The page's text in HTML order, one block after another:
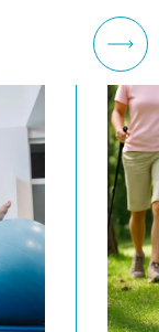
Suivant